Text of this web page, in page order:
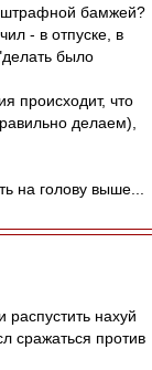
бамжей?
- в отпуске, в
было
происходит, что
делаем),
на голову выше...
распустить нахуй
сражаться против